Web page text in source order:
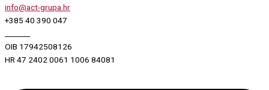
info@act-grupa.hr
+385 40 390 047
OIB 17942508126
HR 47 2402 0061 1006 84081